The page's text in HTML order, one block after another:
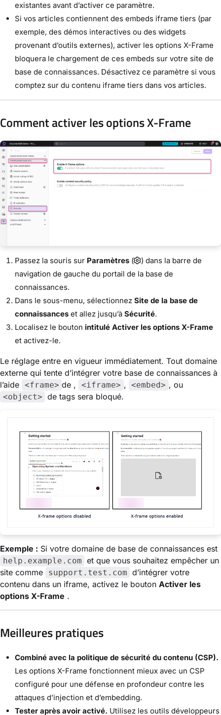
existantes avant d’activer ce paramètre.
Si vos articles contiennent des embeds iframe tiers (par
exemple, des démos interactives ou des widgets
provenant d’outils externes), activer les options X-Frame
bloquera le chargement de ces embeds sur votre site de
base de connaissances. Désactivez ce paramètre si vous
comptez sur du contenu iframe tiers dans vos articles.
Comment activer les options X-Frame
Passez la souris sur Paramètres (
) dans la barre de
navigation de gauche du portail de la base de
connaissances.
Dans le sous-menu, sélectionnez Site de la base de
connaissances et allez jusqu’à Sécurité.
Localisez le bouton intitulé Activer les options X-Frame
et activez-le.
Le réglage entre en vigueur immédiatement. Tout domaine
externe qui tente d’intégrer votre base de connaissances à
l’aide <frame> de , <iframe> , <embed> , ou
<object> de tags sera bloqué.
Exemple : Si votre domaine de base de connaissances est
help.example.com et que vous souhaitez empêcher un
site comme
support.test.com d’intégrer votre
contenu dans un iframe, activez le bouton Activer les
options X-Frame .
Meilleures pratiques
Combiné avec la politique de sécurité du contenu (CSP).
Les options X-Frame fonctionnent mieux avec un CSP
configuré pour une défense en profondeur contre les
attaques d’injection et d’embedding.
Tester après avoir activé. Utilisez les outils développeurs